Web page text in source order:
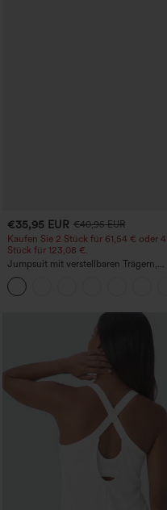
€35,95 EUR €40,95 EUR
Kaufen Sie 2 Stück für 61,54 € oder 4
Stück für 123,08 €.
Jumpsuit mit verstellbaren Trägern,
gerafftem Detail, weitem Bein und
meliertem Stoff, lässig, mit Taschen -
Easy Peezy